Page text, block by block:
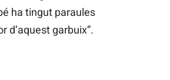
ha tingut paraules
d’aquest garbuix”.